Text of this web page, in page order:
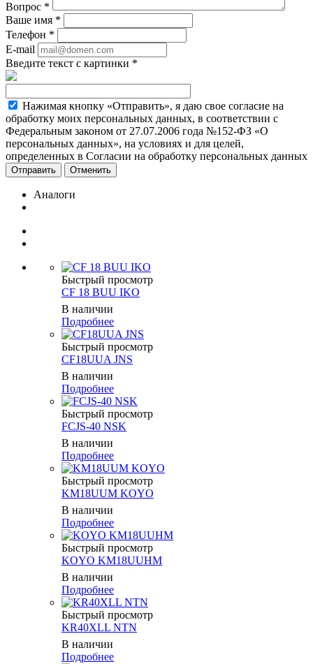
Вопрос *
Ваше имя *
Телефон *
E-mail
Введите текст с картинки *
Нажимая кнопку «Отправить», я даю свое согласие на
обработку моих персональных данных, в соответствии с
Федеральным законом от 27.07.2006 года №152-ФЗ «О
персональных данных», на условиях и для целей,
определенных в Согласии на обработку персональных данных
Отменить
Аналоги
Быстрый просмотр
CF 18 BUU IKO
В наличии
Подробнее
Быстрый просмотр
CF18UUA JNS
В наличии
Подробнее
Быстрый просмотр
FCJS-40 NSK
В наличии
Подробнее
Быстрый просмотр
KM18UUM KOYO
В наличии
Подробнее
Быстрый просмотр
KOYO KM18UUHM
В наличии
Подробнее
Быстрый просмотр
KR40XLL NTN
В наличии
Подробнее